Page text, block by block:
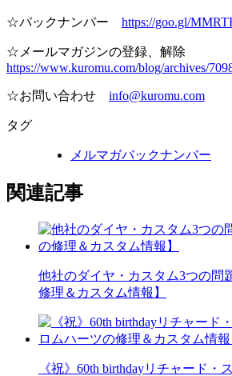
☆バックナンバー https://goo.gl/
☆メールマガジンの登録、解除
https://www.kuromu.com/blog/archives/
☆お問い合わせ info@kuromu.com
タグ
メルマガバックナンバー
関連記事
他社のダイヤ・カスタム3つの問
修理＆カスタム情報】
《祝》60th birthdayリチャード・